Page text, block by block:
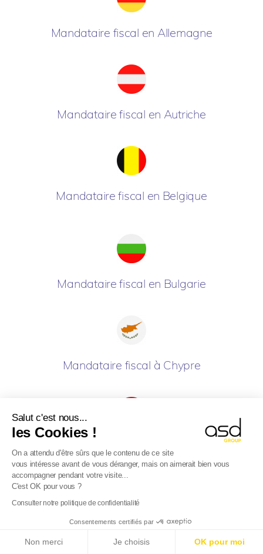
Salut c'est nous...
les Cookies !
On a attendu d'être sûrs que le contenu de ce site
vous intéresse avant de vous déranger, mais on aimerait bien vous
accompagner pendant votre visite...
C'est OK pour vous ?
Consulter notre politique de confidentialité
Consentements certifiés par
Non merci Je choisis OK pour moi
Mandataire fiscal en Allemagne
Mandataire fiscal en Autriche
Mandataire fiscal en Belgique
Mandataire fiscal en Bulgarie
Mandataire fiscal à Chypre
Mandataire fiscal en Croatie
tu empresa es extranjera, preparate!
Más información